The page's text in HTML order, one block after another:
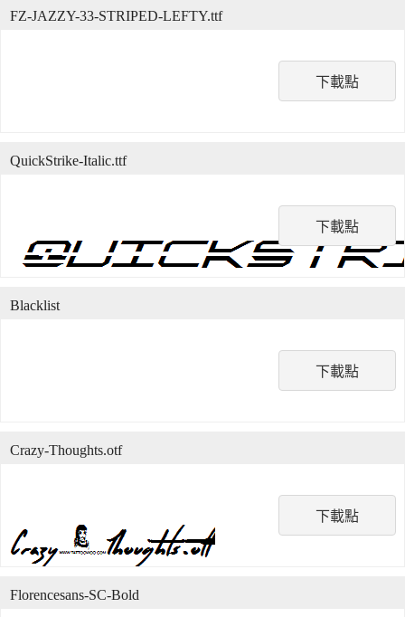
下載點
FZ-JAZZY-33-STRIPED-LEFTY.ttf
下載點
QuickStrike-Italic.ttf
下載點
Blacklist
下載點
Crazy-Thoughts.otf
Florencesans-SC-Bold